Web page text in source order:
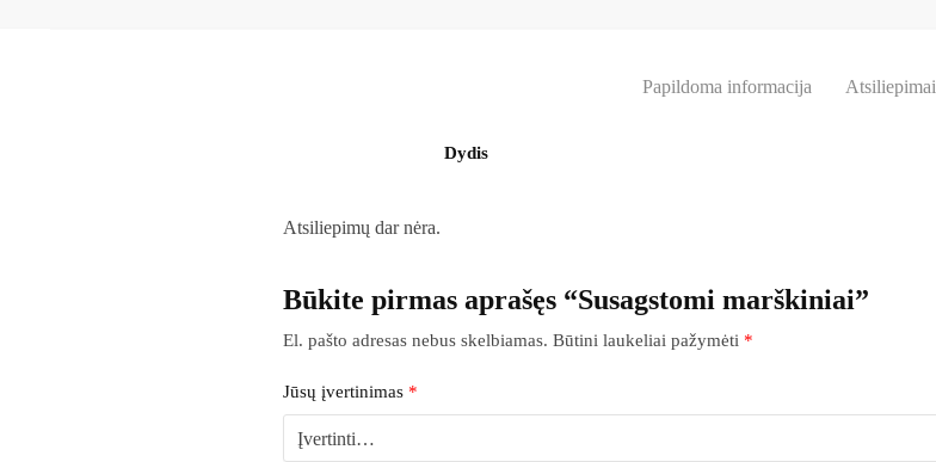
Papildoma informacija Atsiliepimai
Dydis
Atsiliepimų dar nėra.
Būkite pirmas aprašęs “Susagstomi marškiniai”
El. pašto adresas nebus skelbiamas. Būtini laukeliai pažymėti *
Jūsų įvertinimas *